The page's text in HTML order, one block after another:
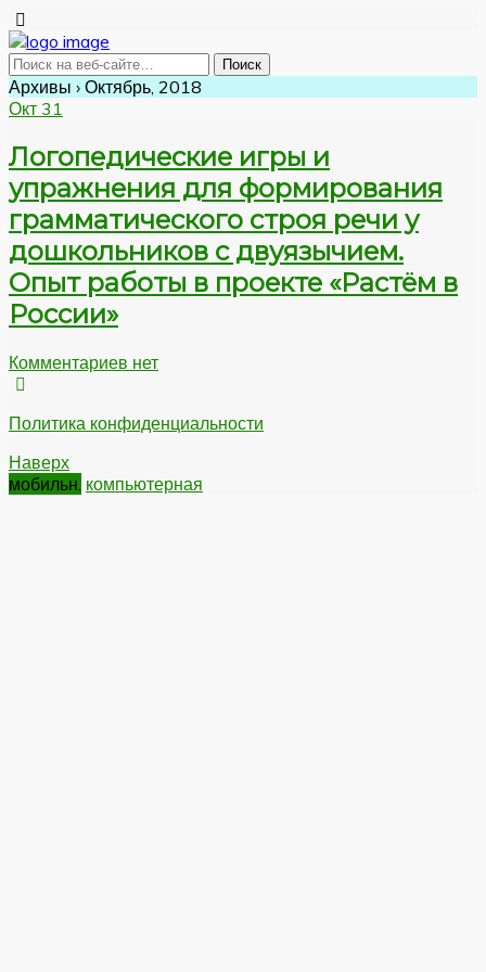
Архивы › Октябрь, 2018
Окт 31
Логопедические игры и
упражнения для формирования
грамматического строя речи у
дошкольников с двуязычием.
Опыт работы в проекте «Растём в
России»
Комментариев нет
Политика конфиденциальности
Наверх
мобильн. компьютерная